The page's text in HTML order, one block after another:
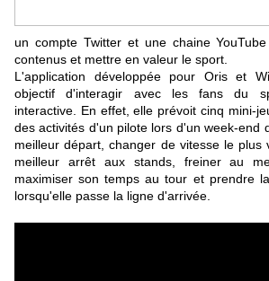
un compte Twitter et une chaine
contenus et mettre en valeur le sport.
L'application développée pour Oris et
objectif d'interagir avec les fans du
interactive. En effet, elle prévoit cinq mini-
des activités d'un pilote lors d'un week-end
meilleur départ, changer de vitesse le plus
meilleur arrêt aux stands, freiner au
maximiser son temps au tour et prendre
lorsqu'elle passe la ligne d'arrivée.